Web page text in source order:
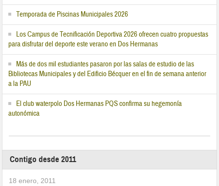
Temporada de Piscinas Municipales 2026
Los Campus de Tecnificación Deportiva 2026 ofrecen cuatro propuestas
para disfrutar del deporte este verano en Dos Hermanas
Más de dos mil estudiantes pasaron por las salas de estudio de las
Bibliotecas Municipales y del Edificio Bécquer en el fin de semana anterior
a la PAU
El club waterpolo Dos Hermanas PQS confirma su hegemonía
autonómica
Contigo desde 2011
18 enero, 2011